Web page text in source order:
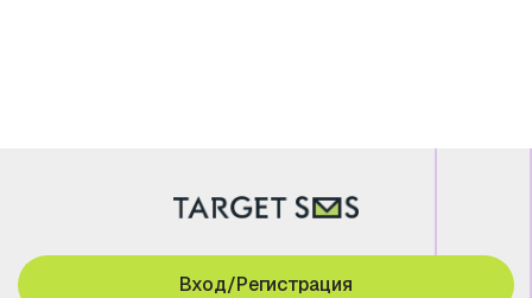
Вход/Регистрация